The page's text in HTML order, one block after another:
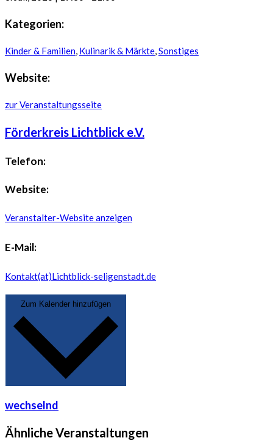
Kategorien:
Kinder & Familien, Kulinarik & Märkte,Sonstiges
Website:
zur Veranstaltungsseite
Förderkreis Lichtblick e.V.
Telefon:
Website:
Veranstalter-Website anzeigen
E-Mail:
Kontakt(at)Lichtblick-seligenstadt.de
wechselnd
Ähnliche Veranstaltungen